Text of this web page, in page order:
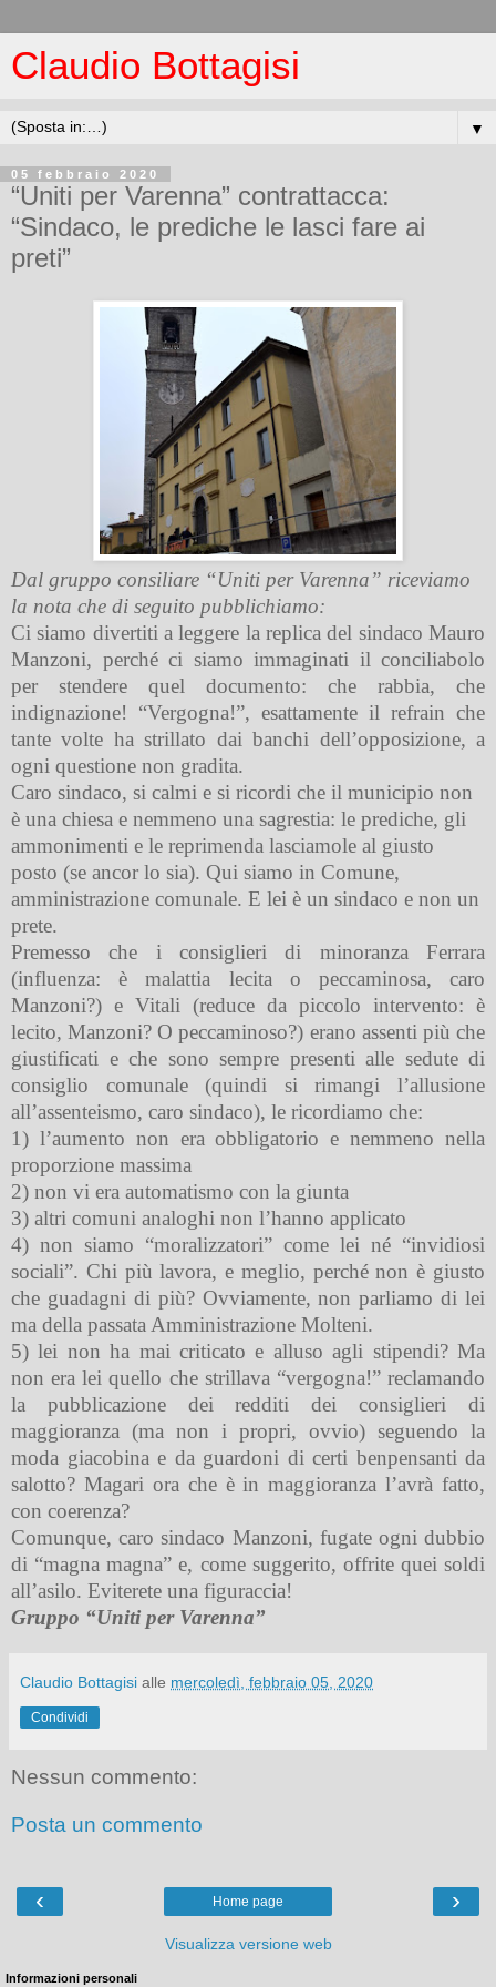
Claudio Bottagisi
▼
05 febbraio 2020
“Uniti per Varenna” contrattacca:
“Sindaco, le prediche le lasci fare ai
preti”
Dal gruppo consiliare “Uniti per Varenna” riceviamo
la nota che di seguito pubblichiamo:
Ci siamo divertiti a leggere la replica del sindaco Mauro
Manzoni, perché ci siamo immaginati il conciliabolo
per stendere quel documento: che rabbia, che
indignazione! “Vergogna!”, esattamente il refrain che
tante volte ha strillato dai banchi dell’opposizione, a
ogni questione non gradita.
Caro sindaco, si calmi e si ricordi che il municipio non
è una chiesa e nemmeno una sagrestia: le prediche, gli
ammonimenti e le reprimenda lasciamole al giusto
posto (se ancor lo sia). Qui siamo in Comune,
amministrazione comunale. E lei è un sindaco e non un
prete.
Premesso che i consiglieri di minoranza Ferrara
(influenza: è malattia lecita o peccaminosa, caro
Manzoni?) e Vitali (reduce da piccolo intervento: è
lecito, Manzoni? O peccaminoso?) erano assenti più che
giustificati e che sono sempre presenti alle sedute di
consiglio comunale (quindi si rimangi l’allusione
all’assenteismo, caro sindaco), le ricordiamo che:
1) l’aumento non era obbligatorio e nemmeno nella
proporzione massima
2) non vi era automatismo con la giunta
3) altri comuni analoghi non l’hanno applicato
4) non siamo “moralizzatori” come lei né “invidiosi
sociali”. Chi più lavora, e meglio, perché non è giusto
che guadagni di più? Ovviamente, non parliamo di lei
ma della passata Amministrazione Molteni.
5) lei non ha mai criticato e alluso agli stipendi? Ma
non era lei quello che strillava “vergogna!” reclamando
la pubblicazione dei redditi dei consiglieri di
maggioranza (ma non i propri, ovvio) seguendo la
moda giacobina e da guardoni di certi benpensanti da
salotto? Magari ora che è in maggioranza l’avrà fatto,
con coerenza?
Comunque, caro sindaco Manzoni, fugate ogni dubbio
di “magna magna” e, come suggerito, offrite quei soldi
all’asilo. Eviterete una figuraccia!
Gruppo “Uniti per Varenna”
Claudio Bottagisi alle mercoledì, febbraio 05, 2020
Condividi
Nessun commento:
Posta un commento
‹ ›
Home page
Visualizza versione web
Informazioni personali